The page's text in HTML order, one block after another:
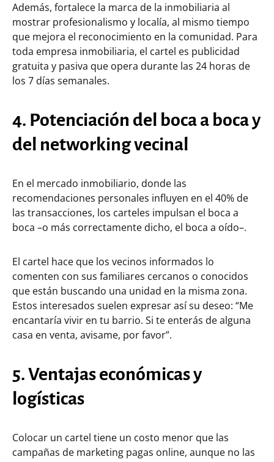
Además, fortalece la marca de la inmobiliaria al
mostrar profesionalismo y localía, al mismo tiempo
que mejora el reconocimiento en la comunidad. Para
toda empresa inmobiliaria, el cartel es publicidad
gratuita y pasiva que opera durante las 24 horas de
los 7 días semanales.
4. Potenciación del boca a boca y
del networking vecinal
En el mercado inmobiliario, donde las
recomendaciones personales influyen en el 40% de
las transacciones, los carteles impulsan el boca a
boca –o más correctamente dicho, el boca a oído–.
El cartel hace que los vecinos informados lo
comenten con sus familiares cercanos o conocidos
que están buscando una unidad en la misma zona.
Estos interesados suelen expresar así su deseo: “Me
encantaría vivir en tu barrio. Si te enterás de alguna
casa en venta, avisame, por favor”.
5. Ventajas económicas y
logísticas
Colocar un cartel tiene un costo menor que las
campañas de marketing pagas online, aunque no las